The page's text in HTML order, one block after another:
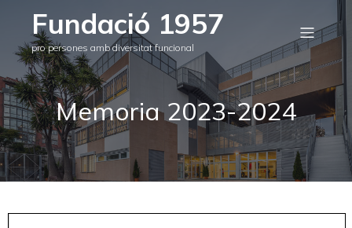
Fundació 1957
pro persones amb diversitat funcional
Memoria 2023-2024